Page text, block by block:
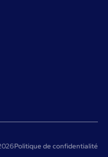
Politique de confidentialité